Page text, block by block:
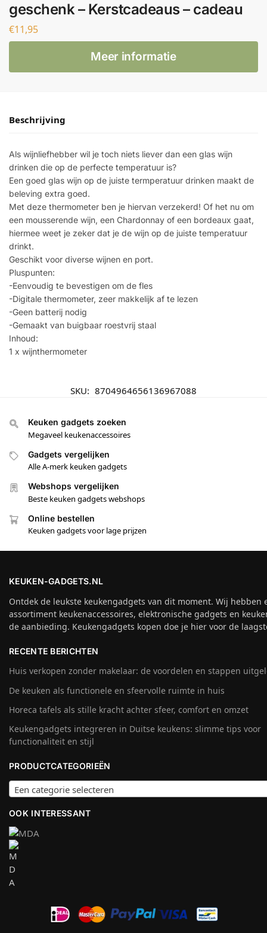
geschenk – Kerstcadeaus – cadeau
€11,95
Meer informatie
Beschrijving
Als wijnliefhebber wil je toch niets liever dan een glas wijn
drinken die op de perfecte temperatuur is?
Een goed glas wijn op de juiste termperatuur drinken maakt de
beleving extra goed.
Met deze thermometer ben je hiervan verzekerd! Of het nu om
een mousserende wijn, een Chardonnay of een bordeaux gaat,
hiermee weet je zeker dat je de wijn op de juiste temperatuur
drinkt.
Geschikt voor diverse wijnen en port.
Pluspunten:
-Eenvoudig te bevestigen om de fles
-Digitale thermometer, zeer makkelijk af te lezen
-Geen batterij nodig
-Gemaakt van buigbaar roestvrij staal
Inhoud:
1 x wijnthermometer
SKU: 8704964656136967088
Keuken gadgets zoeken
Megaveel keukenaccessoires
Gadgets vergelijken
Alle A-merk keuken gadgets
Webshops vergelijken
Beste keuken gadgets webshops
Online bestellen
Keuken gadgets voor lage prijzen
KEUKEN-GADGETS.NL
Ontdek de leukste keukengadgets van dit moment. Wij hebben
assortiment keukenaccessoires, elektronische gadgets en
de aanbieding. Keukengadgets kopen doe je hier voor de
RECENTE BERICHTEN
Huis verkopen zonder makelaar: de voordelen en stappen
De keuken als functionele en sfeervolle ruimte in huis
Horeca tafels als stille kracht achter sfeer, comfort en omzet
Keukengadgets integreren in Duitse keukens: slimme tips voor
functionaliteit en stijl
PRODUCTCATEGORIEËN
Een categorie selecteren
OOK INTERESSANT